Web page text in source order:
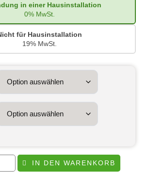
in einer Hausinstallation
0% MwSt.
für Hausinstallation
19% MwSt.
IN DEN WARENKORB